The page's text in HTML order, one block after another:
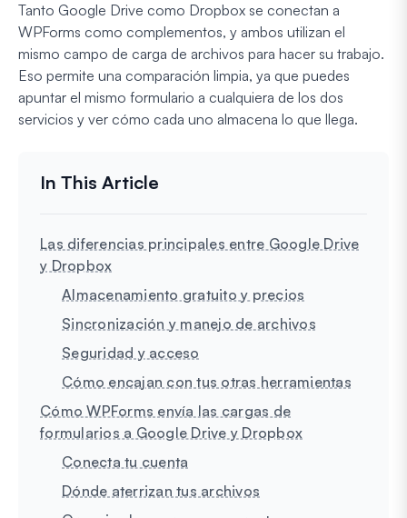
Tanto Google Drive como Dropbox se conectan a
WPForms como complementos, y ambos utilizan el
mismo campo de carga de archivos para hacer su trabajo.
Eso permite una comparación limpia, ya que puedes
apuntar el mismo formulario a cualquiera de los dos
servicios y ver cómo cada uno almacena lo que llega.
Las diferencias principales entre Google Drive
y Dropbox
Almacenamiento gratuito y precios
Sincronización y manejo de archivos
Seguridad y acceso
Cómo encajan con tus otras herramientas
Cómo WPForms envía las cargas de
formularios a Google Drive y Dropbox
Conecta tu cuenta
Dónde aterrizan tus archivos